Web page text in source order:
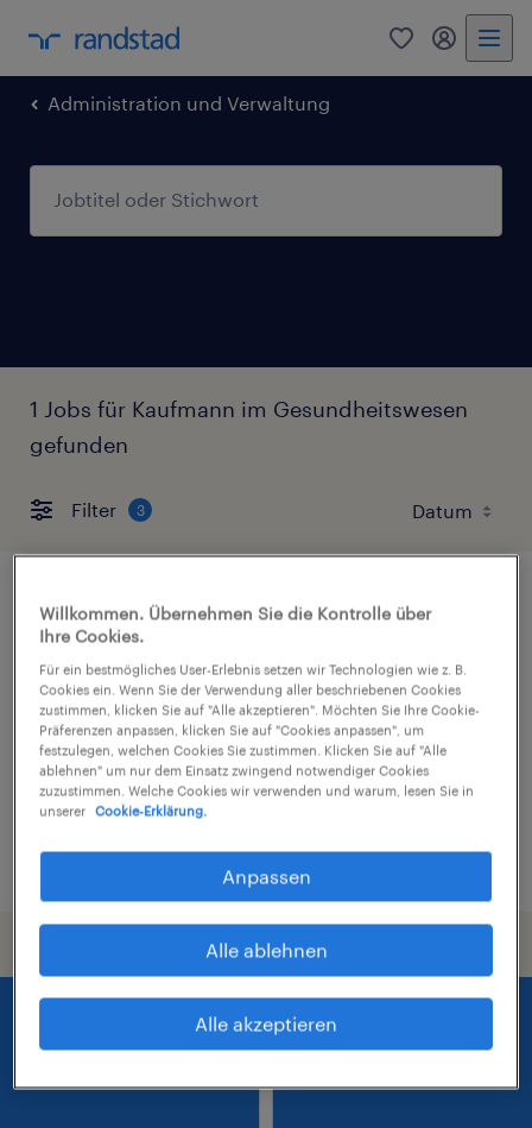
0 Mein
Administration und Verwaltung
1 Jobs für Kaufmann im Gesundheitswesen
gefunden
Filter 3
Kaufmann im Gesundheitswesen
(m/w/d)
Leipzig, Sachsen
Arbeitnehmerüberlassung
€17,11 - €18,09 pro Stunde
Wirtschaft und Administration
5. August 2026
Willkommen. Übernehmen Sie die Kontrolle über
Ihre Cookies.
Für ein bestmögliches User-Erlebnis setzen wir Technologien wie z. B.
Cookies ein. Wenn Sie der Verwendung aller beschriebenen Cookies
zustimmen, klicken Sie auf "Alle akzeptieren". Möchten Sie Ihre Cookie-
Präferenzen anpassen, klicken Sie auf "Cookies anpassen", um
festzulegen, welchen Cookies Sie zustimmen. Klicken Sie auf "Alle
ablehnen" um nur dem Einsatz zwingend notwendiger Cookies
zuzustimmen. Welche Cookies wir verwenden und warum, lesen Sie in
unserer
Cookie-Erklärung.
Anpassen
Alle ablehnen
Alle akzeptieren